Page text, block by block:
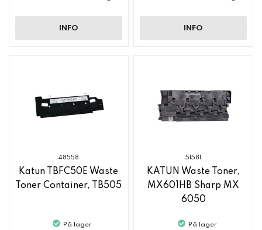
INFO INFO
48558
Katun TBFC50E Waste
Toner Container, TB505
På lager
51581
KATUN Waste Toner,
MX601HB Sharp MX
6050
På lager